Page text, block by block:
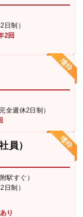
日制）
2回
全週休2日制）
員）
駅すぐ）
日制）
り